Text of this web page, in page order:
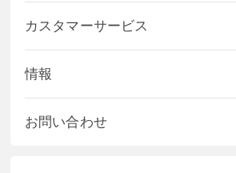
カスタマーサービス
情報
お問い合わせ